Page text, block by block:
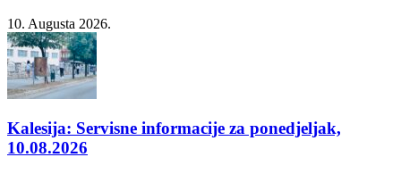
10. Augusta 2026.
Kalesija: Servisne informacije za ponedjeljak,
10.08.2026